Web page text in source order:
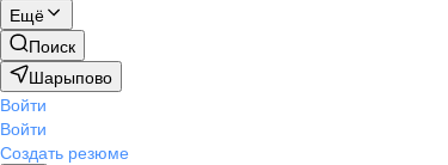
Ещё
Поиск
Шарыпово
Войти
Войти
Создать резюме